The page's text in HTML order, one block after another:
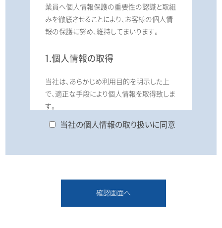
業員へ個人情報保護の重要性の認識と取組
みを徹底させることにより、お客様の個人情
報の保護に努め、維持してまいります。
1.個人情報の取得
当社は、あらかじめ利用目的を明示した上
で、適正な手段により個人情報を取得致しま
す。
お客様からいただいた個人情報は、以下の
・お問合せに対する回答の為
当社の個人情報の取り扱いに同意